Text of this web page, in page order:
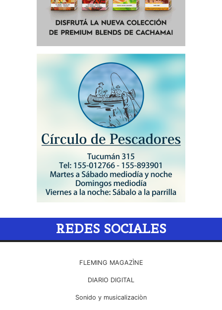
REDES SOCIALES
FLEMING MAGAZÌNE
DIARIO DIGITAL
Sonido y musicalizaciòn